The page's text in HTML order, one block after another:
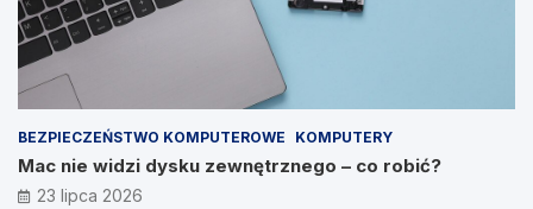
BEZPIECZEŃSTWO KOMPUTEROWE KOMPUTERY
Mac nie widzi dysku zewnętrznego – co robić?
23 lipca 2026